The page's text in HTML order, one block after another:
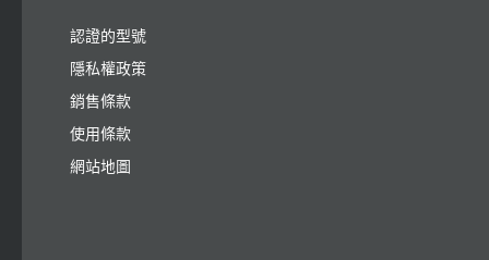
認證的型號
隱私權政策
銷售條款
使用條款
網站地圖